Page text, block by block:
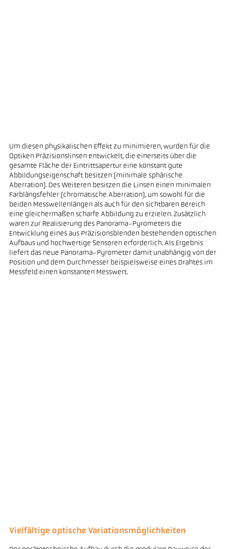
Um diesen physikalischen Effekt zu minimieren, wurden für die
Optiken Präzisionslinsen entwickelt, die einerseits über die
gesamte Fläche der Eintrittsapertur eine konstant gute
Abbildungseigenschaft besitzen (minimale sphärische
Aberration). Des Weiteren besitzen die Linsen einen minimalen
Farblängsfehler (chromatische Aberration), um sowohl für die
beiden Messwellenlängen als auch für den sichtbaren Bereich
eine gleichermaßen scharfe Abbildung zu erzielen. Zusätzlich
waren zur Realisierung des Panorama-Pyrometers die
Entwicklung eines aus Präzisionsblenden bestehenden optischen
Aufbaus und hochwertige Sensoren erforderlich. Als Ergebnis
liefert das neue Panorama-Pyrometer damit unabhängig von der
Position und dem Durchmesser beispielsweise eines Drahtes im
Messfeld einen konstanten Messwert.
Vielfältige optische Variationsmöglichkeiten